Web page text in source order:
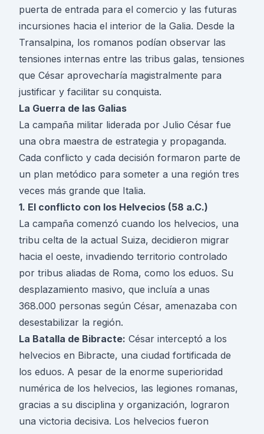
puerta de entrada para el comercio y las futuras
incursiones hacia el interior de la Galia. Desde la
Transalpina, los romanos podían observar las
tensiones internas entre las tribus galas, tensiones
que César aprovecharía magistralmente para
justificar y facilitar su conquista.
La Guerra de las Galias
La campaña militar liderada por Julio César fue
una obra maestra de estrategia y propaganda.
Cada conflicto y cada decisión formaron parte de
un plan metódico para someter a una región tres
veces más grande que Italia.
1. El conflicto con los Helvecios (58 a.C.)
La campaña comenzó cuando los helvecios, una
tribu celta de la actual Suiza, decidieron migrar
hacia el oeste, invadiendo territorio controlado
por tribus aliadas de Roma, como los eduos. Su
desplazamiento masivo, que incluía a unas
368.000 personas según César, amenazaba con
desestabilizar la región.
La Batalla de Bibracte: César interceptó a los
helvecios en Bibracte, una ciudad fortificada de
los eduos. A pesar de la enorme superioridad
numérica de los helvecios, las legiones romanas,
gracias a su disciplina y organización, lograron
una victoria decisiva. Los helvecios fueron